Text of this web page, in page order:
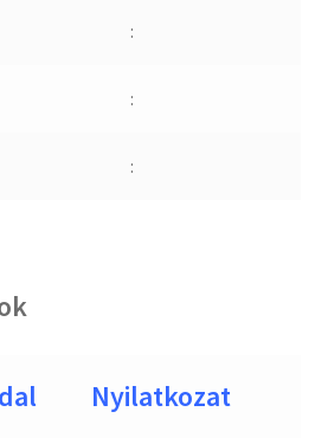
:
:
:
Nyilatkozat